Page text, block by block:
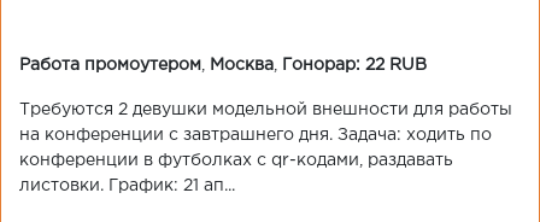
Работа промоутером Москва Гонорар: 22 RUB
Требуются 2 девушки модельной внешности для работы
на конференции с завтрашнего дня. Задача: ходить по
конференции в футболках с qr-кодами, раздавать
листовки. График: 21 ап...